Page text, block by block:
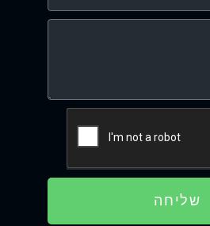
שליחה